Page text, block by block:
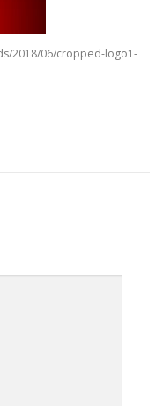
2018/06/cropped-logo1-